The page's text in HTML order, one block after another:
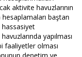
aktivite havuzlarının
baştan
hassasiyet
yapılması
faaliyetler olması